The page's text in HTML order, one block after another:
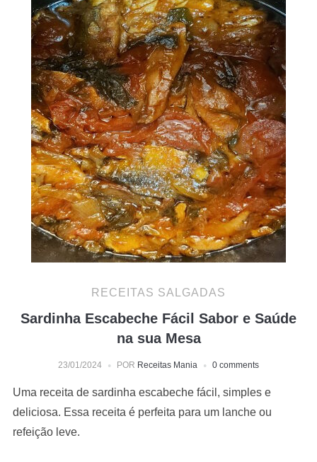
RECEITAS SALGADAS
Sardinha Escabeche Fácil Sabor e Saúde
na sua Mesa
23/01/2024 POR Receitas Mania 0 comments
Uma receita de sardinha escabeche fácil, simples e
deliciosa. Essa receita é perfeita para um lanche ou
refeição leve.